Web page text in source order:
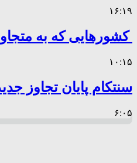
۱۶:۱۹
کشورهایی که به
۱۰:۱۵
سنتکام پایان تجاوز
۶:۰۵